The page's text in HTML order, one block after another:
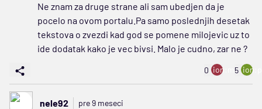
Ne znam za druge strane ali sam ubedjen da je
pocelo na ovom portalu.Pa samo poslednjih desetak
tekstova o zvezdi kad god se pomene milojevic uz to
ide dodatak kako je vec bivsi. Malo je cudno, zar ne ?
0 ion:minus
5
nele92 pre 9 meseci